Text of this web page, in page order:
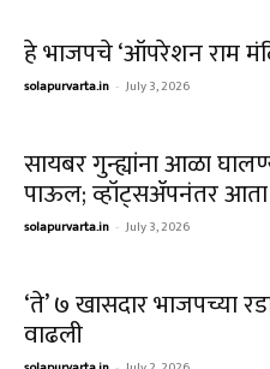
हे भाजपचे ‘ऑपरेशन राम
solapurvarta.in - July 3, 2026
सायबर गुन्ह्यांना आळा
पाऊल; व्हॉट्सॲपनंतर आता
solapurvarta.in - July 3, 2026
‘ते’ ७ खासदार भाजपच्या
वाढली